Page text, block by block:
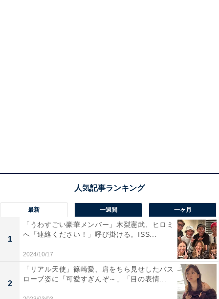
最新 一週間 一ヶ月
1
「うわすごい豪華メンバー」木梨憲武、ヒロミ
へ「連絡ください！」呼び掛ける。ISS...
2024/10/17
2
「リアル天使」篠崎愛、肩をちら見せしたバス
ローブ姿に「可愛すぎんぞ～」「目の表情...